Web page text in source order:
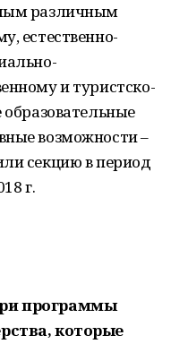
различным
естественно-
и туристско-
возможности –
секцию в период
г.
программы
которые